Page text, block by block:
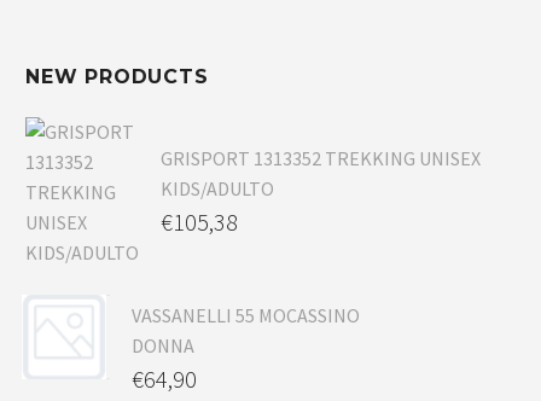
NEW PRODUCTS
GRISPORT 1313352 TREKKING UNISEX
KIDS/ADULTO
€105,38
VASSANELLI 55 MOCASSINO
DONNA
€64,90